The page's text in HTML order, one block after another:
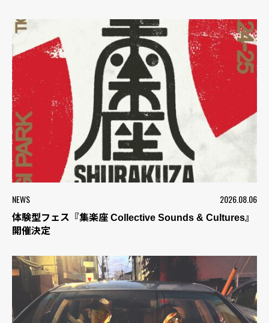
NEWS 2026.08.06
体験型フェス『集楽座 Collective Sounds & Cultures』
開催決定